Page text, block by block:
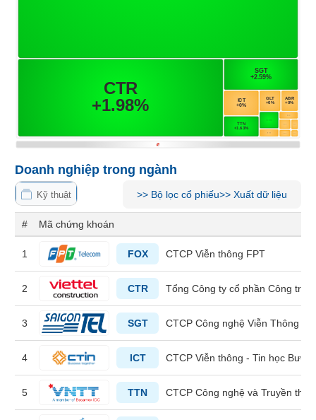
kỹ
Hồ
sơ
doanh
nghiệp
kiện
liệu
Tâm
Doanh nghiệp trong ngành
Kỹ thuật >> Bộ lọc cổ phiếu>> Xuất dữ liệu
# Mã chứng khoán
1 FOX CTCP Viễn thông FPT
2 CTR Tổng Công ty cổ phần Công
3 SGT CTCP Công nghệ Viễn Thông
4 ICT CTCP Viễn thông - Tin học Bưu
5 TTN CTCP Công nghệ và Truyền
NGUYÊN
VẬT
LIỆU
CÔNG
NGHIỆP
DÙNG
KHÔNG